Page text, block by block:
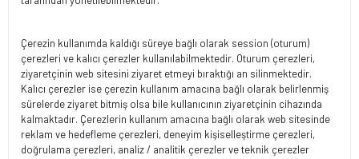
Çerezin kullanımda kaldığı süreye bağlı olarak session (oturum)
çerezleri ve kalıcı çerezler kullanılabilmektedir. Oturum çerezleri,
ziyaretçinin web sitesini ziyaret etmeyi bıraktığı an silinmektedir.
Kalıcı çerezler ise çerezin kullanım amacına bağlı olarak belirlenmiş
sürelerde ziyaret bitmiş olsa bile kullanıcının ziyaretçinin cihazında
kalmaktadır. Çerezlerin kullanım amacına bağlı olarak web sitesinde
reklam ve hedefleme çerezleri, deneyim kişiselleştirme çerezleri,
doğrulama çerezleri, analiz / analitik çerezler ve teknik çerezler